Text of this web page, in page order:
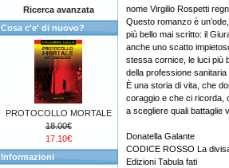
nome Virgilio Rospetti
Questo romanzo è
più bello mai scritto: il
anche uno scatto
stessa cornice, le luci più
della professione sanitaria
È una storia di vita, che
coraggio e che ci ricorda,
a scegliere quali battaglie
Donatella Galante
CODICE ROSSO La
Edizioni Tabula fati
Ricerca avanzata
Cosa c'e' di nuovo?
PROTOCOLLO MORTALE
18.00€
17.10€
Informazioni